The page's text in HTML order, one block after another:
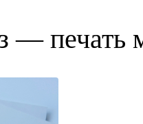
— печать